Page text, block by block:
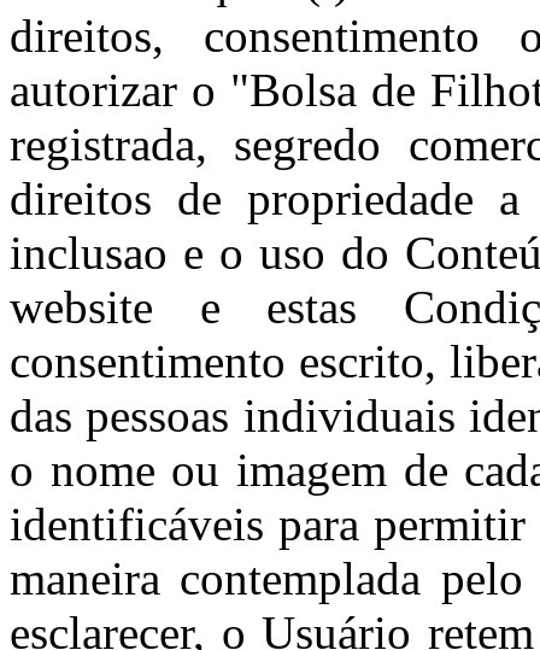
direitos,
autorizar o "Bolsa de
registrada, segredo
direitos de propriedade
inclusao e o uso do
website e estas
consentimento escrito,
das pessoas individuais
o nome ou imagem de
identificáveis para
maneira contemplada
esclarecer, o Usuário